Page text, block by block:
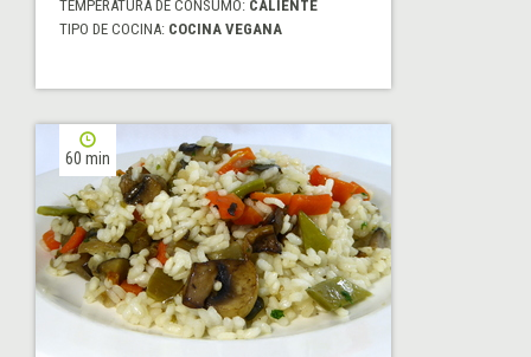
TEMPERATURA DE CONSUMO: CALIENTE
TIPO DE COCINA: COCINA VEGANA
60 min